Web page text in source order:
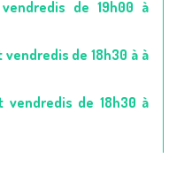
de 19h00 à
vendredis de 18h30 à à
vendredis de 18h30 à